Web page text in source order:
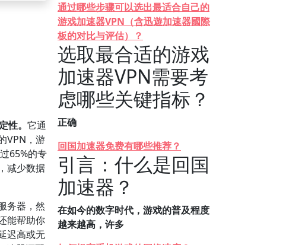
性。 它通
VPN，游
65%的专
减少数据
务器，然
能帮助你
迟高或无
通过哪些步骤可以选出最适合自己的
游戏加速器VPN（含迅遊加速器國際
板的对比与评估）？
选取最合适的游戏
加速器VPN需要考
虑哪些关键指标？
正确
回国加速器免费有哪些推荐？
引言：什么是回国
加速器？
在如今的数字时代，游戏的普及程度
越来越高，许多